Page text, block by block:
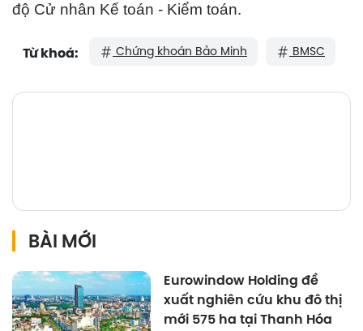
độ Cử nhân Kế toán - Kiểm toán.
Từ khoá: Chứng khoán Bảo Minh BMSC
BÀI MỚI
Eurowindow Holding đề
xuất nghiên cứu khu đô thị
mới 575 ha tại Thanh Hóa